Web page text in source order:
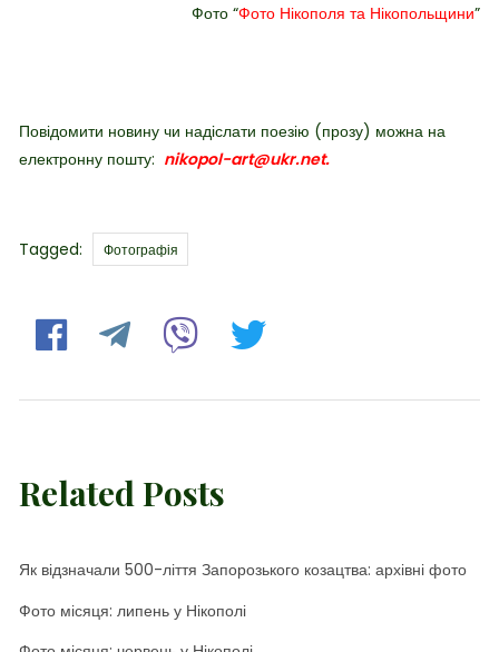
Фото “Фото Нікополя та Нікопольщини”
Повідомити новину чи надіслати поезію (прозу) можна на
електронну пошту: nikopol-art@ukr.net.
Tagged: Tags
Фотографія
Related Posts
Як відзначали 500-ліття Запорозького козацтва: архівні фото
Фото місяця: липень у Нікополі